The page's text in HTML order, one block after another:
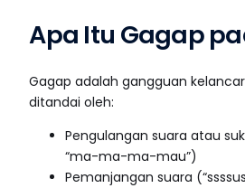
Apa Itu Gagap
Gagap adalah gangguan
ditandai oleh:
Pengulangan suara atau
“ma-ma-ma-mau”)
Pemanjangan suara